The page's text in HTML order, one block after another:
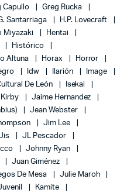
Capullo
Greg Rucka
Santarriaga
H.P. Lovecraft
Miyazaki
Hentai
Histórico
Altuna Horax
Horror
Idw Ilarión
Image
De León
Isekai
Jaime Hernandez
Jean Webster
Jim Lee
JL Pescador
Johnny Ryan
Juan Giménez
De Mesa
Julie Maroh
Kamite